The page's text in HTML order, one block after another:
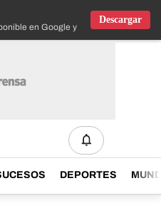
en Google y IOS
Descargar
DEPORTES